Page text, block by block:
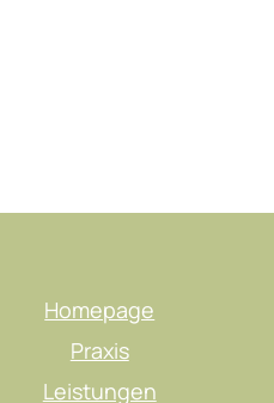
Homepage
Praxis
Leistungen